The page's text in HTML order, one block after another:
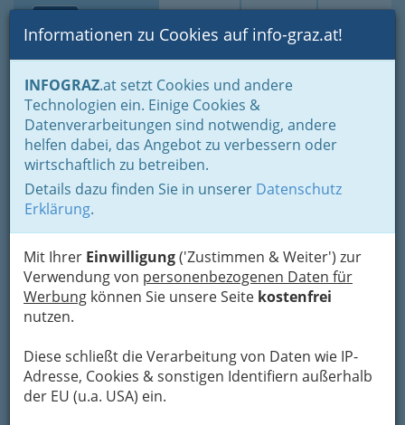
Suche Login Toggle
Informationen zu Cookies auf info-graz.at!
INFOGRAZ.at setzt Cookies und andere
Technologien ein. Einige Cookies &
Datenverarbeitungen sind notwendig, andere
helfen dabei, das Angebot zu verbessern oder
wirtschaftlich zu betreiben.
Details dazu finden Sie in unserer Datenschutz
Erklärung.
Mit Ihrer Einwilligung('Zustimmen & Weiter') zur
Verwendung von personenbezogenen Daten für
Werbung können Sie unsere Seite kostenfrei
nutzen.
Diese schließt die Verarbeitung von Daten wie IP-
Adresse, Cookies & sonstigen Identifiern außerhalb
der EU (u.a. USA) ein.
Home Branchen
Einkaufen & Schenken - der Handel
Handel in Graz
Dinge des täglichen Lebens
Maschinen u. Computersysteme u. techn. Bedarf
Handel mit technischem und industriellem Bedarf
Dr. Reinhard Möller
Mandellstraße 37, 8010 Graz
+43 316 811 631
+43 316 811 631
Karte
Adresse mit Google Maps anschauen